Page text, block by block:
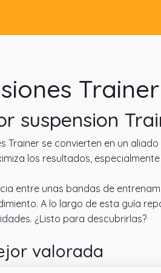
suspension
se convierten en un aliado
los resultados,
entre unas bandas de
A lo largo de esta guía
¿Listo para descubrirlas?
valorada